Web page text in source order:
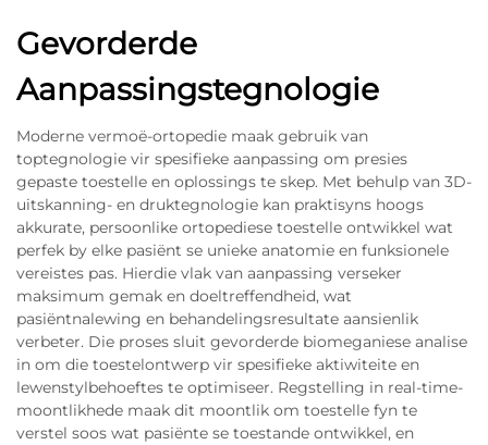
Gevorderde
Aanpassingstegnologie
Moderne vermoë-ortopedie maak gebruik van
toptegnologie vir spesifieke aanpassing om presies
gepaste toestelle en oplossings te skep. Met behulp van 3D-
uitskanning- en druktegnologie kan praktisyns hoogs
akkurate, persoonlike ortopediese toestelle ontwikkel wat
perfek by elke pasiënt se unieke anatomie en funksionele
vereistes pas. Hierdie vlak van aanpassing verseker
maksimum gemak en doeltreffendheid, wat
pasiëntnalewing en behandelingsresultate aansienlik
verbeter. Die proses sluit gevorderde biomeganiese analise
in om die toestelontwerp vir spesifieke aktiwiteite en
lewenstylbehoeftes te optimiseer. Regstelling in real-time-
moontlikhede maak dit moontlik om toestelle fyn te
verstel soos wat pasiënte se toestande ontwikkel, en